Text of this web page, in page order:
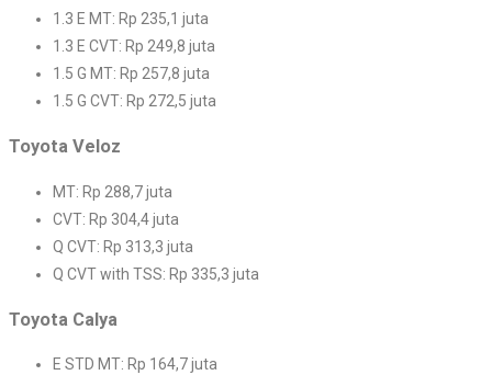
1.3 E MT: Rp 235,1 juta
1.3 E CVT: Rp 249,8 juta
1.5 G MT: Rp 257,8 juta
1.5 G CVT: Rp 272,5 juta
Toyota Veloz
MT: Rp 288,7 juta
CVT: Rp 304,4 juta
Q CVT: Rp 313,3 juta
Q CVT with TSS: Rp 335,3 juta
Toyota Calya
E STD MT: Rp 164,7 juta